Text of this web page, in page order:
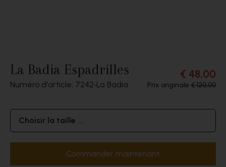
La Badia Espadrilles
Numéro d'article: 7242 La Badia
€ 48,00
Prix originale € 120,00
Choisir la taille ...
Commander maintenant